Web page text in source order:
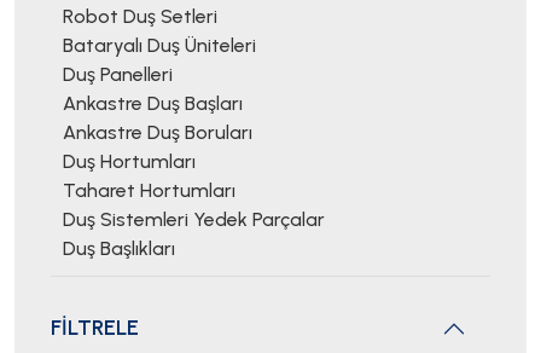
Robot Duş Setleri
Bataryalı Duş Üniteleri
Duş Panelleri
Ankastre Duş Başları
Ankastre Duş Boruları
Duş Hortumları
Taharet Hortumları
Duş Sistemleri Yedek Parçalar
Duş Başlıkları
FİLTRELE